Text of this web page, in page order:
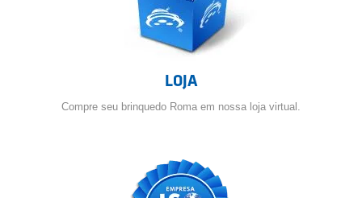
LOJA
Compre seu brinquedo Roma em nossa loja virtual.